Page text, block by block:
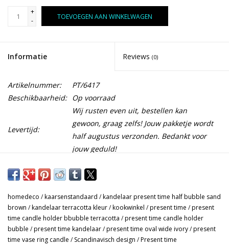
+
-
TOEVOEGEN AAN WINKELWAGEN
Informatie Reviews (0)
Artikelnummer:
PT/6417
Beschikbaarheid: Op voorraad
Levertijd:
Wij rusten even uit, bestellen kan
gewoon, graag zelfs! Jouw pakketje wordt
half augustus verzonden. Bedankt voor
jouw geduld!
Om door een ringetje te halen is deze vaas van Present Time!
een rustig geheel. Of zet de vaas op een stapel boeken...hip en
trendy. Dit trendy design is gemaakt van polyresin (gemalen
steen) en kan zowel als vaas met droogbloemen en als
kandelaar gebruikt worden. De keuze is aan jou! Onderling
homedeco /kaarsenstandaard /kandelaar present time half bubble sand
brown /kandelaar terracotta kleur/kookwinkel /present time /present
time candle holder bbubble terracotta /present time candle holder
bubble /present time kandelaar/present time oval wide ivory/present
time vase ring candle / Scandinavisch design /Present time